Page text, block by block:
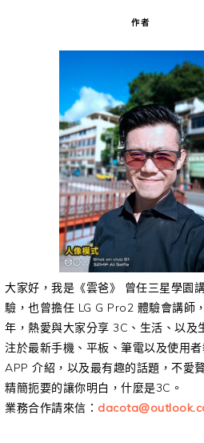
作者
大家好，我是《雲爸》 曾任三星學園
驗，也曾擔任 LG G Pro2 體驗會講師
年，熱愛與大家分享 3C、生活、以及
注於最新手機、平板、筆電以及使用
APP 介紹，以及最有趣的話題，不愛
精簡扼要的讓你明白，什麼是3C。
業務合作請來信：